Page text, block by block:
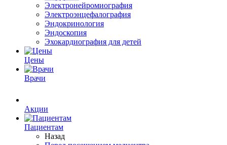
Электронейромиография
Электроэнцефалография
Эндокринология
Эндоскопия
Эхокардиография для детей
Цены
Врачи
Акции
Пациентам
Назад